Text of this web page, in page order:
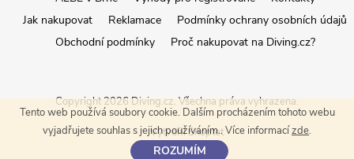
Tento web používá soubory cookie. Dalším procházením tohoto webu
vyjadřujete souhlas s jejich používáním.. Více informacízde.
ROZUMÍM
Jak nakupovat
Reklamace
Podmínky ochrany osobních údajů
Obchodní podmínky
Proč nakupovat na Diving.cz?
Vytvořil Shoptet
Copyright 2026 Diving.cz. Všechna práva vyhrazena.